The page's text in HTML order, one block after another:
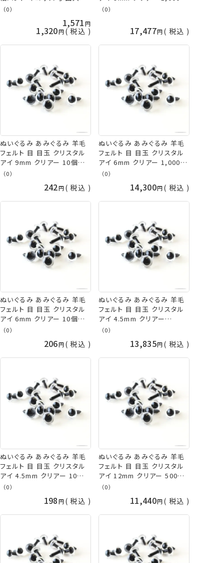
リジナル 手芸の山久
（0）
1,571
1,320 税込
入/袋 大容量 TDA さし目 プ
（0）
17,477 税込
ぬいぐるみ あみぐるみ 羊毛
フェルト 目 目玉 クリスタル
アイ 9mm クリアー 10個入/
袋 TDA さし目 プラスチック
（0）
242 税込
ぬいぐるみ あみぐるみ 羊毛
フェルト 目 目玉 クリスタル
アイ 6mm クリアー 1,000個
入/袋 大容量 TDA さし目 プ
（0）
14,300 税込
ぬいぐるみ あみぐるみ 羊毛
フェルト 目 目玉 クリスタル
アイ 6mm クリアー 10個入/
袋 TDA さし目 プラスチック
（0）
206 税込
ぬいぐるみ あみぐるみ 羊毛
フェルト 目 目玉 クリスタル
アイ 4.5mm クリアー
(1,000個入/袋入) 大容量
取り寄せ商品
（0）
13,835 税込
ぬいぐるみ あみぐるみ 羊毛
フェルト 目 目玉 クリスタル
アイ 4.5mm クリアー 10個
入/袋 TDA さし目 プラスチッ
（0）
198 税込
ぬいぐるみ あみぐるみ 羊毛
フェルト 目 目玉 クリスタル
アイ 12mm クリアー 500個
入/袋 大容量 TDA さし目 プ
（0）
11,440 税込